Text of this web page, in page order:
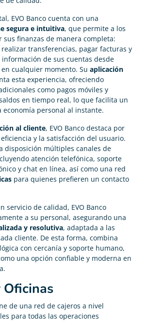
EVO Banco cuenta con una
segura e intuitiva, que permite a los
sus finanzas de manera completa:
transferencias, pagar facturas y
de sus cuentas desde
cualquier momento. Su aplicación
esta experiencia, ofreciendo
como pagos móviles y
en tiempo real, lo que facilita un
personal al instante.
al cliente, EVO Banco destaca por
y la satisfacción del usuario.
disposición múltiples canales de
atención telefónica, soporte
y chat en línea, así como una red
para quienes prefieren un contacto
servicio de calidad, EVO Banco
a su personal, asegurando una
y resolutiva, adaptada a las
cliente. De esta forma, combina
con cercanía y soporte humano,
una opción confiable y moderna en
Oficinas
de una red de cajeros a nivel
para todas las operaciones